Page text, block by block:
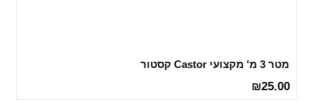
מטר 3 מ' מקצועי Castor קסטור
₪25.00